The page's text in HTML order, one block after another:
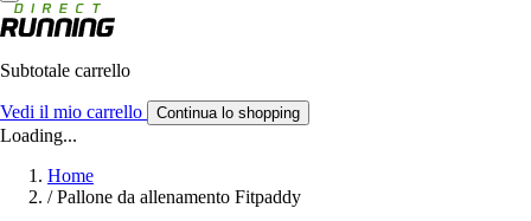
Subtotale carrello
Vedi il mio carrello Continua lo shopping
Loading...
Home
/ Pallone da allenamento Fitpaddy